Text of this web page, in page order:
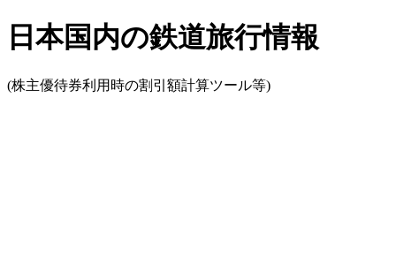
日本国内の鉄道旅行情報
(株主優待券利用時の割引額計算ツール等)